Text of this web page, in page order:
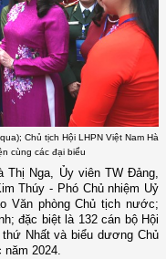
Chủ tịch Hội LHPN Việt Nam Hà
cùng các đại biểu
Thị Nga, Ủy viên TW Đảng,
Thúy - Phó Chủ nhiệm Uỷ
Văn phòng Chủ tịch nước;
đặc biệt là 132 cán bộ Hội
Nhấtvà biểu dương Chủ
năm 2024.